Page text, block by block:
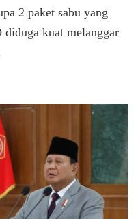
2 paket sabu yang
kuat melanggar